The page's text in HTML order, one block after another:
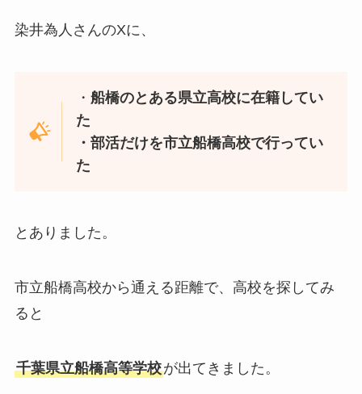
染井為人さんのXに、
・船橋のとある県立高校に在籍してい
た
・部活だけを市立船橋高校で行ってい
た
とありました。
市立船橋高校から通える距離で、高校を探してみ
ると
千葉県立船橋高等学校が出てきました。